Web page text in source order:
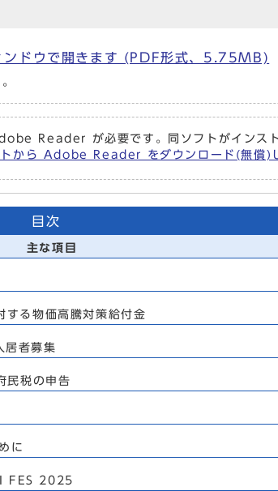
ドウで開きます (PDF形式、5.75MB)
Reader が必要です。同ソフトがインス
から Adobe Reader をダウンロード(無償)し
目次
主な項目
する物価高騰対策給付金
居者募集
民税の申告
に
FES 2025